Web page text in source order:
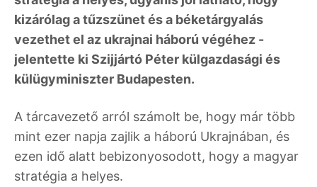
kizárólag a tűzszünet és a béketárgyalás
vezethet el az ukrajnai háború végéhez -
jelentette ki Szijjártó Péter külgazdasági és
külügyminiszter Budapesten.
A tárcavezető arról számolt be, hogy már több
mint ezer napja zajlik a háború Ukrajnában, és
ezen idő alatt bebizonyosodott, hogy a magyar
stratégia a helyes.